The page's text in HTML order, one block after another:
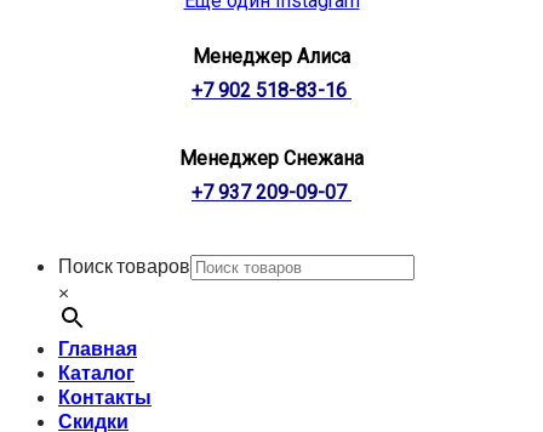
Менеджер Алиса
+7 902 518-83-16
Менеджер Снежана
+7 937 209-09-07
Поиск товаров
×
Главная
Каталог
Контакты
Скидки